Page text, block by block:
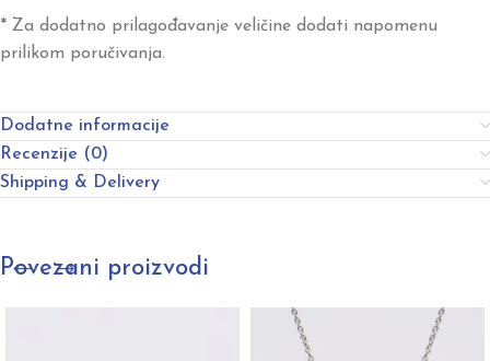
* Za dodatno prilagođavanje veličine dodati napomenu
prilikom poručivanja.
Dodatne informacije
Recenzije (0)
Shipping & Delivery
Povezani proizvodi